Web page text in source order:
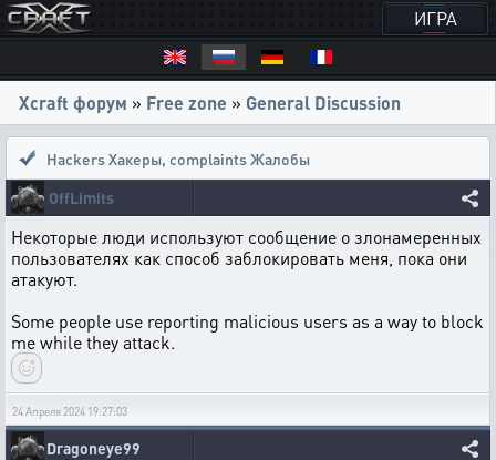
ИГРА
Xcraft форум » Free zone » General Discussion
Hackers Хакеры, complaints Жалобы
OffLimits
Некоторые люди используют сообщение о злонамеренных
пользователях как способ заблокировать меня, пока они
атакуют.
Some people use reporting malicious users as a way to block
me while they attack.
24 Апреля 2024 19:27:03
Dragoneye99